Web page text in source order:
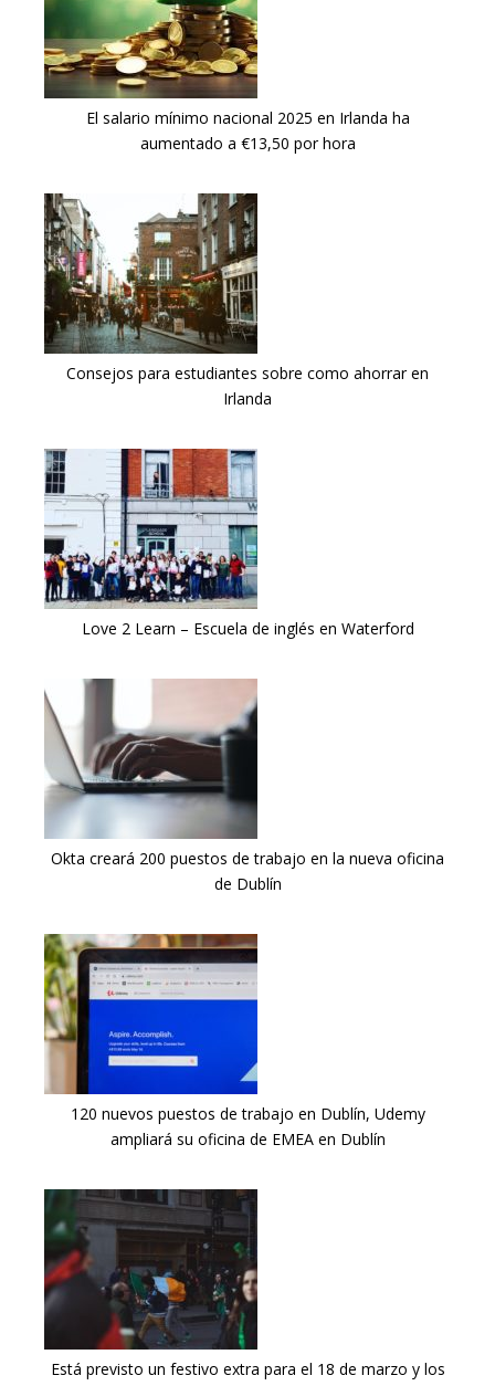
El salario mínimo nacional 2025 en Irlanda ha
aumentado a €13,50 por hora
Consejos para estudiantes sobre como ahorrar en
Irlanda
Love 2 Learn – Escuela de inglés en Waterford
Okta creará 200 puestos de trabajo en la nueva oficina
de Dublín
120 nuevos puestos de trabajo en Dublín, Udemy
ampliará su oficina de EMEA en Dublín
Está previsto un festivo extra para el 18 de marzo y los